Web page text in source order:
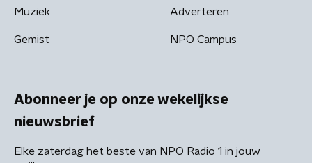
Muziek
Gemist
Adverteren
NPO Campus
Abonneer je op onze wekelijkse
nieuwsbrief
Elke zaterdag het beste van NPO Radio 1 in jouw